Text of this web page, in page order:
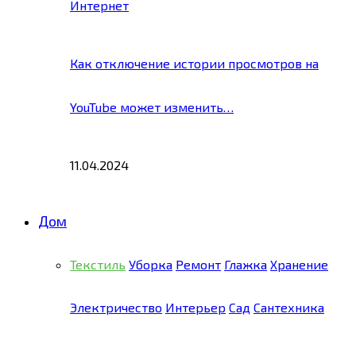
Интернет
Как отключение истории просмотров на
YouTube может изменить…
11.04.2024
Дом
Текстиль Уборка Ремонт Глажка Хранение
Электричество Интерьер Сад Сантехника